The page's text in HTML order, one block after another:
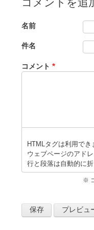
「P
I
」
へ
の
名前
件名
コメント
HTMLタグは利用でき
ウェブページのアド
行と段落は自動的に折
※